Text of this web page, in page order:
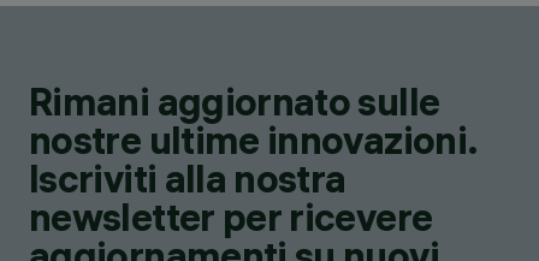
Rimani aggiornato sulle
nostre ultime innovazioni.
Iscriviti alla nostra
newsletter per ricevere